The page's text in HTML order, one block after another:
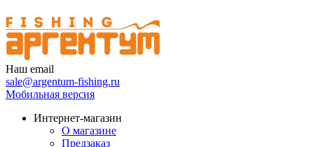
Наш email
sale@argentum-fishing.ru
Мобильная версия
Интернет-магазин
О магазине
Предзаказ